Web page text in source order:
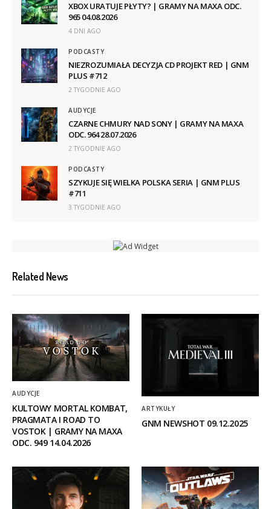
XBOX URATUJE PŁYTY? | GRAMY NA MAXA ODC.
965 04.08.2026
4 DNI AGO
PODCASTY
NIEZROZUMIAŁA DECYZJA CD PROJEKT RED | GNM
PLUS #712
2 TYGODNIE AGO
AUDYCJE
CZARNE CHMURY NAD SONY | GRAMY NA MAXA
ODC. 964 28.07.2026
2 TYGODNIE AGO
PODCASTY
SZYKUJE SIĘ WIELKA POLSKA SERIA | GNM PLUS
#711
3 TYGODNIE AGO
Related News
AUDYCJE
KULTOWY MORTAL KOMBAT,
PRAGMATA I ROAD TO
VOSTOK | GRAMY NA MAXA
ODC. 949 14.04.2026
ARTYKUŁY
GNM NEWSHOT 09.12.2025